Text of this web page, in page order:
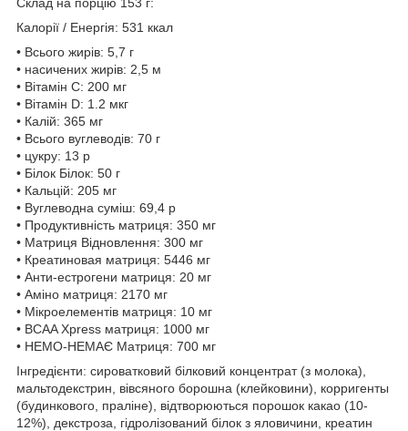
Калорії / Енергія: 531 ккал
• Всього жирів: 5,7 г
• насичених жирів: 2,5 м
• Вітамін С: 200 мг
• Вітамін D: 1.2 мкг
• Калій: 365 мг
• Всього вуглеводів: 70 г
• цукру: 13 р
• Білок Білок: 50 г
• Кальцій: 205 мг
• Вуглеводна суміш: 69,4 р
• Продуктивність матриця: 350 мг
• Матриця Відновлення: 300 мг
• Креатиновая матриця: 5446 мг
• Анти-естрогени матриця: 20 мг
• Аміно матриця: 2170 мг
• Мікроелементів матриця: 10 мг
• BCAA Xpress матриця: 1000 мг
• НЕМО-НЕМАЄ Матриця: 700 мг
Інгредієнти: сироватковий білковий концентрат (з молока),
мальтодекстрин, вівсяного борошна (клейковини), корригенты
(будинкового, праліне), відтворюються порошок какао (10-
12%), декстроза, гідролізований білок з яловичини, креатин